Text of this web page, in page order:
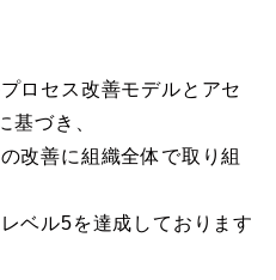
ロセス改善モデルとアセ
基づき、
改善に組織全体で取り組
ベル5を達成しております